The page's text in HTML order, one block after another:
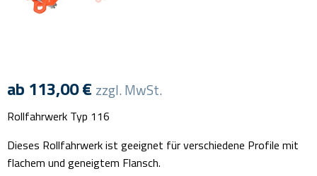
ab 113,00€ zzgl. MwSt.
Rollfahrwerk Typ 116
Dieses Rollfahrwerk ist geeignet für verschiedene Profile mit
flachem und geneigtem Flansch.